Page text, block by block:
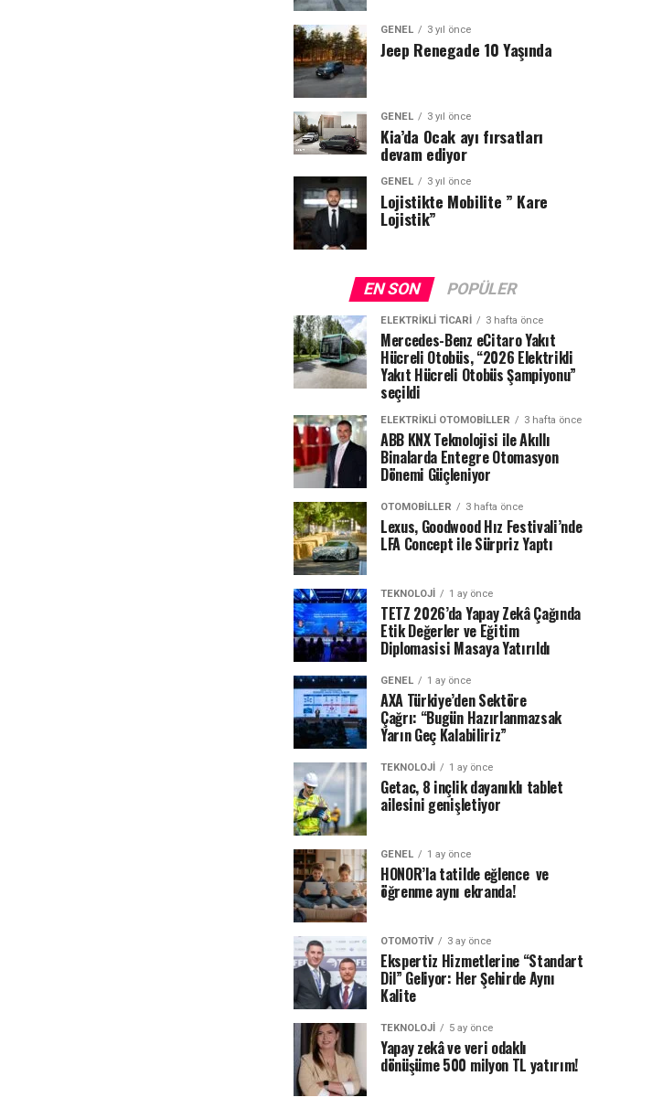
GENEL 3 yıl önce
Jeep Renegade 10 Yaşında
GENEL 3 yıl önce
Kia’da Ocak ayı fırsatları
devam ediyor
GENEL 3 yıl önce
Lojistikte Mobilite ” Kare
Lojistik”
EN SON POPÜLER
ELEKTRIKLI TICARI 3 hafta önce
Mercedes-Benz eCitaro Yakıt
Hücreli Otobüs, “2026 Elektrikli
Yakıt Hücreli Otobüs Şampiyonu”
seçildi
ELEKTRIKLI OTOMOBILLER 3 hafta önce
ABB KNX Teknolojisi ile Akıllı
Binalarda Entegre Otomasyon
Dönemi Güçleniyor
OTOMOBILLER 3 hafta önce
Lexus, Goodwood Hız Festivali’nde
LFA Concept ile Sürpriz Yaptı
TEKNOLOJI 1 ay önce
TETZ 2026’da Yapay Zekâ Çağında
Etik Değerler ve Eğitim
Diplomasisi Masaya Yatırıldı
GENEL 1 ay önce
AXA Türkiye’den Sektöre
Çağrı: “Bugün Hazırlanmazsak
Yarın Geç Kalabiliriz”
TEKNOLOJI 1 ay önce
Getac, 8 inçlik dayanıklı tablet
ailesini genişletiyor
GENEL 1 ay önce
HONOR’la tatilde eğlence ve
öğrenme aynı ekranda!
OTOMOTIV 3 ay önce
Ekspertiz Hizmetlerine “Standart
Dil” Geliyor: Her Şehirde Aynı
Kalite
TEKNOLOJI 5 ay önce
Yapay zekâ ve veri odaklı
dönüşüme 500 milyon TL yatırım!